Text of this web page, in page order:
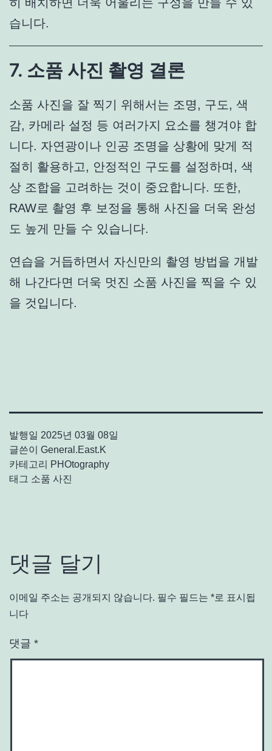
습니다.
7. 소품 사진 촬영 결론
소품 사진을 잘 찍기 위해서는 조명, 구도, 색
감, 카메라 설정 등 여러가지 요소를 챙겨야 합
니다. 자연광이나 인공 조명을 상황에 맞게 적
절히 활용하고, 안정적인 구도를 설정하며, 색
상 조합을 고려하는 것이 중요합니다. 또한,
RAW로 촬영 후 보정을 통해 사진을 더욱 완성
도 높게 만들 수 있습니다.
연습을 거듭하면서 자신만의 촬영 방법을 개발
해 나간다면 더욱 멋진 소품 사진을 찍을 수 있
을 것입니다.
발행일 2025년 03월 08일
글쓴이 General.East.K
카테고리
PHOtography
태그 소품 사진
댓글 달기
이메일 주소는 공개되지 않습니다. 필수 필드는 *로 표시됩
니다
댓글 *